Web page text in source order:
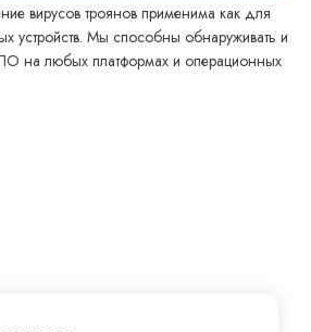
вирусов троянов применима как для
устройств. Мы способны обнаруживать и
на любых платформах и операционных